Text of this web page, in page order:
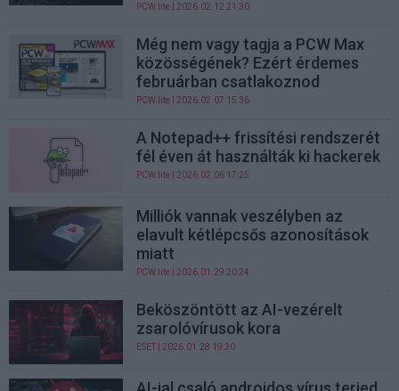
PCW.lite | 2026.02.12 21:30
Még nem vagy tagja a PCW Max
közösségének? Ezért érdemes
februárban csatlakoznod
PCW.lite | 2026.02.07 15:36
A Notepad++ frissítési rendszerét
fél éven át használták ki hackerek
PCW.lite | 2026.02.06 17:25
Milliók vannak veszélyben az
elavult kétlépcsős azonosítások
miatt
PCW.lite | 2026.01.29 20:24
Beköszöntött az AI-vezérelt
zsarolóvírusok kora
ESET | 2026.01.28 19:30